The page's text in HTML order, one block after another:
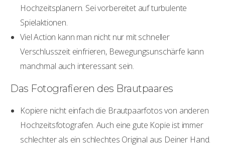
Hochzeitsplanern. Sei vorbereitet auf turbulente
Spielaktionen.
Viel Action kann man nicht nur mit schneller
Verschlusszeit einfrieren, Bewegungsunschärfe kann
manchmal auch interessant sein.
Das Fotografieren des Brautpaares
Kopiere nicht einfach die Brautpaarfotos von anderen
Hochzeitsfotografen. Auch eine gute Kopie ist immer
schlechter als ein schlechtes Original aus Deiner Hand.